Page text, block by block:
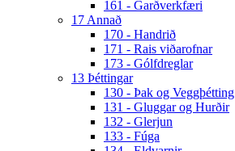
161 - Garðverkfæri
17 Annað
170 - Handrið
171 - Rais viðarofnar
173 - Gólfdreglar
13 Þéttingar
130 - Þak og Veggþétting
131 - Gluggar og Hurðir
132 - Glerjun
133 - Fúga